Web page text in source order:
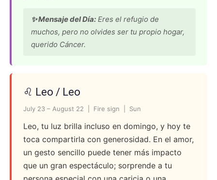
✨ Mensaje del Día: Eres el refugio de
muchos, pero no olvides ser tu propio hogar,
querido Cáncer.
♌ Leo / Leo
July 23 – August 22 | Fire sign | Sun
Leo, tu luz brilla incluso en domingo, y hoy te
toca compartirla con generosidad. En el amor,
un gesto sencillo puede tener más impacto
que un gran espectáculo; sorprende a tu